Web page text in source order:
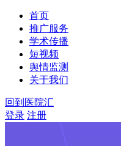
首页
推广服务
学术传播
短视频
舆情监测
关于我们
回到医院汇
登录 注册